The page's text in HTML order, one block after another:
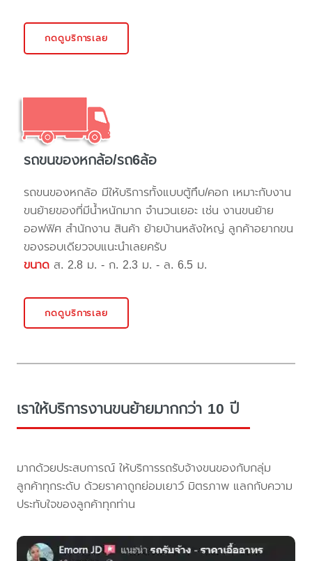
กดดูบริการเลย
รถขนของหกล้อ/รถ6ล้อ
รถขนของหกล้อ มีให้บริการทั้งแบบตู้ทึบ/คอก เหมาะกับงาน
ขนย้ายของที่มีน้ำหนักมาก จำนวนเยอะ เช่น งานขนย้าย
ออฟฟิศ สำนักงาน สินค้า ย้ายบ้านหลังใหญ่ ลูกค้าอยากขน
ของรอบเดียวจบแนะนำเลยครับ
ขนาด ส. 2.8 ม. - ก. 2.3 ม. - ล. 6.5 ม.
กดดูบริการเลย
เราให้บริการงานขนย้ายมากกว่า 10 ปี
มากด้วยประสบการณ์ ให้บริการรถรับจ้างขนของกับกลุ่ม
ลูกค้าทุกระดับ ด้วยราคาถูกย่อมเยาว์ มิตรภาพ แลกกับความ
ประทับใจของลูกค้าทุกท่าน